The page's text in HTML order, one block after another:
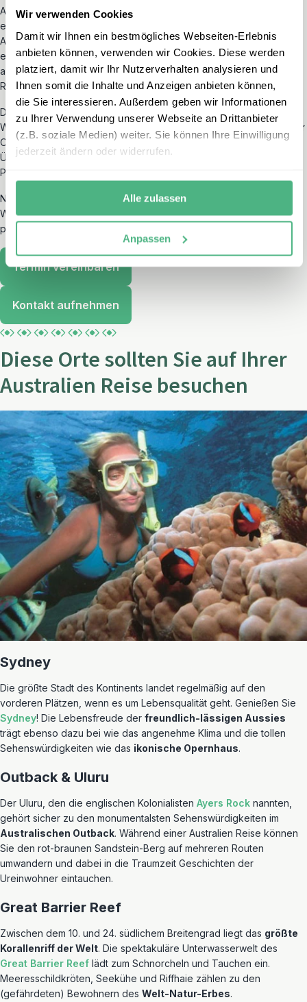
Wir verwenden Cookies
Damit wir Ihnen ein bestmögliches Webseiten-Erlebnis
anbieten können, verwenden wir Cookies. Diese werden
platziert, damit wir Ihr Nutzerverhalten analysieren und
Ihnen somit die Inhalte und Anzeigen anbieten können,
die Sie interessieren. Außerdem geben wir Informationen
zu Ihrer Verwendung unserer Webseite an Drittanbieter
(z.B. soziale Medien) weiter. Sie können Ihre Einwilligung
jederzeit ändern oder widerrufen.
Alle zulassen
Anpassen
Als Mitglied des Deutschen Reiseverbandes (
erlebe für wichtige Themen wie Nachhaltigkeit, Kinderschutz und
Ausbildung. Dank der Partnerschaft mitAER(Arbeitsgemeinschaft
europäische Reiseunternehmen) profitieren Sie u.a. von
ausgezeichneten Flugtarifen. Unser Partner DRSF(Deutscher
Reisesicherungsfonds) schützt Sie im Fall unserer Insolvenz.
Darüber hinaus möchten wir mit unseren Reisen eine positive
Wirkung erzielen – für Reisende selbst sowie für die Menschen vor
Ort. Deshalb stellt sich erlebe regelmäßig einer neutralen
Überprüfung der Nachhaltigkeit unserer Reisen und internen
Prozesse durch Travelife.
Nehmen Sie gerne telefonisch oder per E-Mail Kontakt mit uns auf.
Wir freuen uns, Ihren Australien Urlaub gemeinsam mit Ihnen zu
planen!
Termin vereinbaren
Kontakt aufnehmen
Diese Orte sollten Sie auf Ihrer
Australien Reise besuchen
Sydney
Die größte Stadt des Kontinents landet regelmäßig auf den
vorderen Plätzen, wenn es um Lebensqualität geht. Genießen Sie
Sydney! Die Lebensfreude der freundlich-lässigen Aussies
trägt ebenso dazu bei wie das angenehme Klima und die tollen
Sehenswürdigkeiten wie das ikonische Opernhaus.
Outback & Uluru
Der Uluru, den die englischen Kolonialisten Ayers Rock nannten,
gehört sicher zu den monumentalsten Sehenswürdigkeiten im
Australischen Outback. Während einer Australien Reise können
Sie den rot-braunen Sandstein-Berg auf mehreren Routen
umwandern und dabei in die Traumzeit Geschichten der
Ureinwohner eintauchen.
Great Barrier Reef
Zwischen dem 10. und 24. südlichem Breitengrad liegt das größte
Korallenriff der Welt. Die spektakuläre Unterwasserwelt des
Great Barrier Reef lädt zum Schnorcheln und Tauchen ein.
Meeresschildkröten, Seekühe und Riffhaie zählen zu den
(gefährdeten) Bewohnern des Welt-Natur-Erbes.